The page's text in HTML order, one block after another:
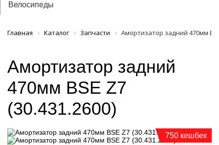
Велосипеды
Главная Каталог Запчасти Амортизатор задний 470мм
Амортизатор задний
470мм BSE Z7
(30.431.2600)
750 кешбек